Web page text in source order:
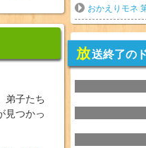
弟子たち
見つかっ
おかえりモネ
放送終了の